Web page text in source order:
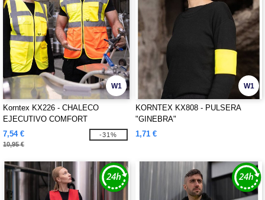
W1
Korntex KX226 - CHALECO
EJECUTIVO COMFORT
"HAMBURG"
7,54 €
10,95 €
-31%
W1
KORNTEX KX808 - PULSERA
"GINEBRA"
1,71 €